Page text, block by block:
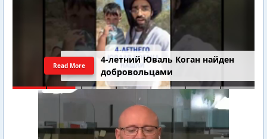
4-летний Юваль Коган найден
добровольцами
Read More